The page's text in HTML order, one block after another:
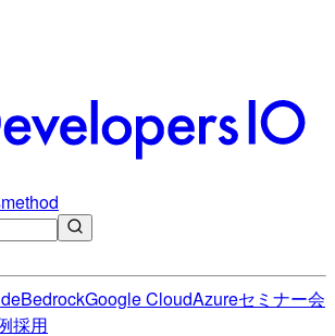
BedrockGoogle CloudAzureセミナー会
採用